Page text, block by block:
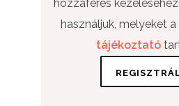
hozzáférés
használjuk, melyeket a
tájékoztató